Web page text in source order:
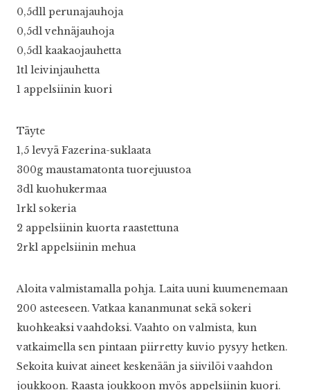
0,5dll perunajauhoja
0,5dl vehnäjauhoja
0,5dl kaakaojauhetta
1tl leivinjauhetta
1 appelsiinin kuori
Täyte
1,5 levyä Fazerina-suklaata
300g maustamatonta tuorejuustoa
3dl kuohukermaa
1rkl sokeria
2 appelsiinin kuorta raastettuna
2rkl appelsiinin mehua
Aloita valmistamalla pohja. Laita uuni kuumenemaan
200 asteeseen. Vatkaa kananmunat sekä sokeri
kuohkeaksi vaahdoksi. Vaahto on valmista, kun
vatkaimella sen pintaan piirretty kuvio pysyy hetken.
Sekoita kuivat aineet keskenään ja siivilöi vaahdon
joukkoon. Raasta joukkoon myös appelsiinin kuori.